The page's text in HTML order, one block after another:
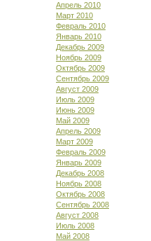
Апрель 2010
Март 2010
Февраль 2010
Январь 2010
Декабрь 2009
Ноябрь 2009
Октябрь 2009
Сентябрь 2009
Август 2009
Июль 2009
Июнь 2009
Май 2009
Апрель 2009
Март 2009
Февраль 2009
Январь 2009
Декабрь 2008
Ноябрь 2008
Октябрь 2008
Сентябрь 2008
Август 2008
Июль 2008
Май 2008